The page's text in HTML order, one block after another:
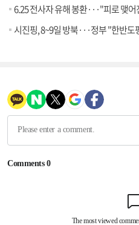
6.25 전사자 유해 봉환···"피로 맺
시진핑, 8~9일 방북···정부 "한반도평